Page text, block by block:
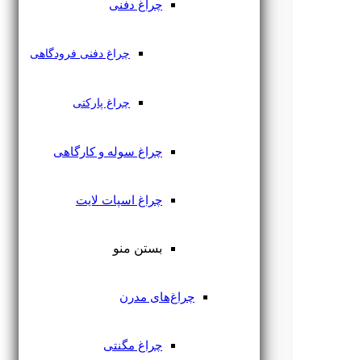
چراغ دفنی
چراغ دفنی فرودگاهی
چراغ پارکتی
چراغ سوله و کارگاهی
چراغ اسپات لایت
بستن منو
چراغ‌های مدرن
چراغ مگنتی